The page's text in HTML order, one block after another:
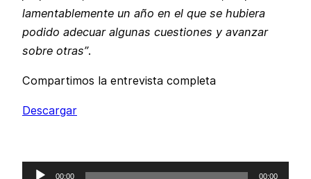
lamentablemente un año en el que se hubiera
podido adecuar algunas cuestiones y avanzar
sobre otras”.
Compartimos la entrevista completa
Descargar
Reproductor
00:00 00:00